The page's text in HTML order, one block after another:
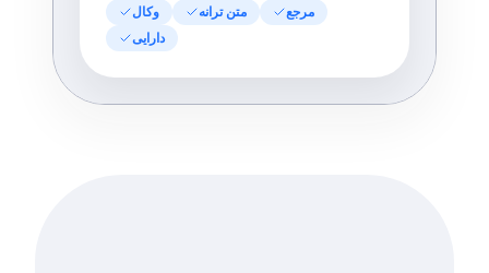
وکال متن ترانه
مرجع
دارایی